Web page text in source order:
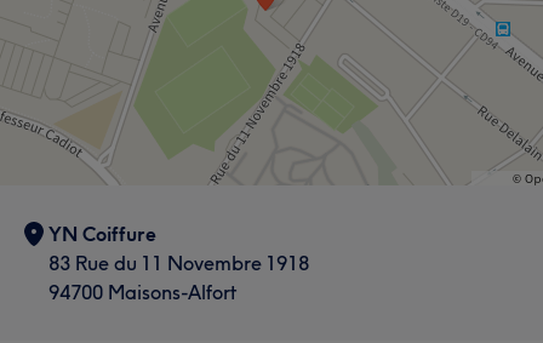
YN Coiffure
83 Rue du 11 Novembre 1918
94700 Maisons-Alfort